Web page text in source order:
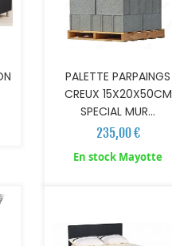
PALETTE PARPAINGS
CREUX 15X20X50CM
SPECIAL MUR...
235,00 €
En stock Mayotte
AJOUTER AU PANIER